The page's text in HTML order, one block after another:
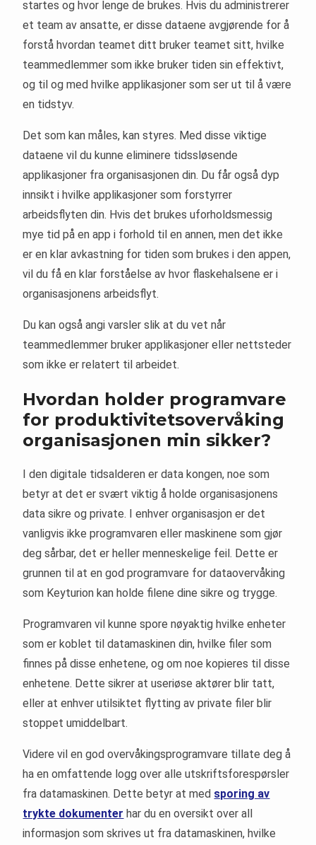
startes og hvor lenge de brukes. Hvis du administrerer
et team av ansatte, er disse dataene avgjørende for å
forstå hvordan teamet ditt bruker teamet sitt, hvilke
teammedlemmer som ikke bruker tiden sin effektivt,
og til og med hvilke applikasjoner som ser ut til å være
en tidstyv.
Det som kan måles, kan styres. Med disse viktige
dataene vil du kunne eliminere tidssløsende
applikasjoner fra organisasjonen din. Du får også dyp
innsikt i hvilke applikasjoner som forstyrrer
arbeidsflyten din. Hvis det brukes uforholdsmessig
mye tid på en app i forhold til en annen, men det ikke
er en klar avkastning for tiden som brukes i den appen,
vil du få en klar forståelse av hvor flaskehalsene er i
organisasjonens arbeidsflyt.
Du kan også angi varsler slik at du vet når
teammedlemmer bruker applikasjoner eller nettsteder
som ikke er relatert til arbeidet.
Hvordan holder programvare
for produktivitetsovervåking
organisasjonen min sikker?
I den digitale tidsalderen er data kongen, noe som
betyr at det er svært viktig å holde organisasjonens
data sikre og private. I enhver organisasjon er det
vanligvis ikke programvaren eller maskinene som gjør
deg sårbar, det er heller menneskelige feil. Dette er
grunnen til at en god programvare for dataovervåking
som Keyturion kan holde filene dine sikre og trygge.
Programvaren vil kunne spore nøyaktig hvilke enheter
som er koblet til datamaskinen din, hvilke filer som
finnes på disse enhetene, og om noe kopieres til disse
enhetene. Dette sikrer at useriøse aktører blir tatt,
eller at enhver utilsiktet flytting av private filer blir
stoppet umiddelbart.
Videre vil en god overvåkingsprogramvare tillate deg å
ha en omfattende logg over alle utskriftsforespørsler
fra datamaskinen. Dette betyr at med sporing av
trykte dokumenter har du en oversikt over all
informasjon som skrives ut fra datamaskinen, hvilke